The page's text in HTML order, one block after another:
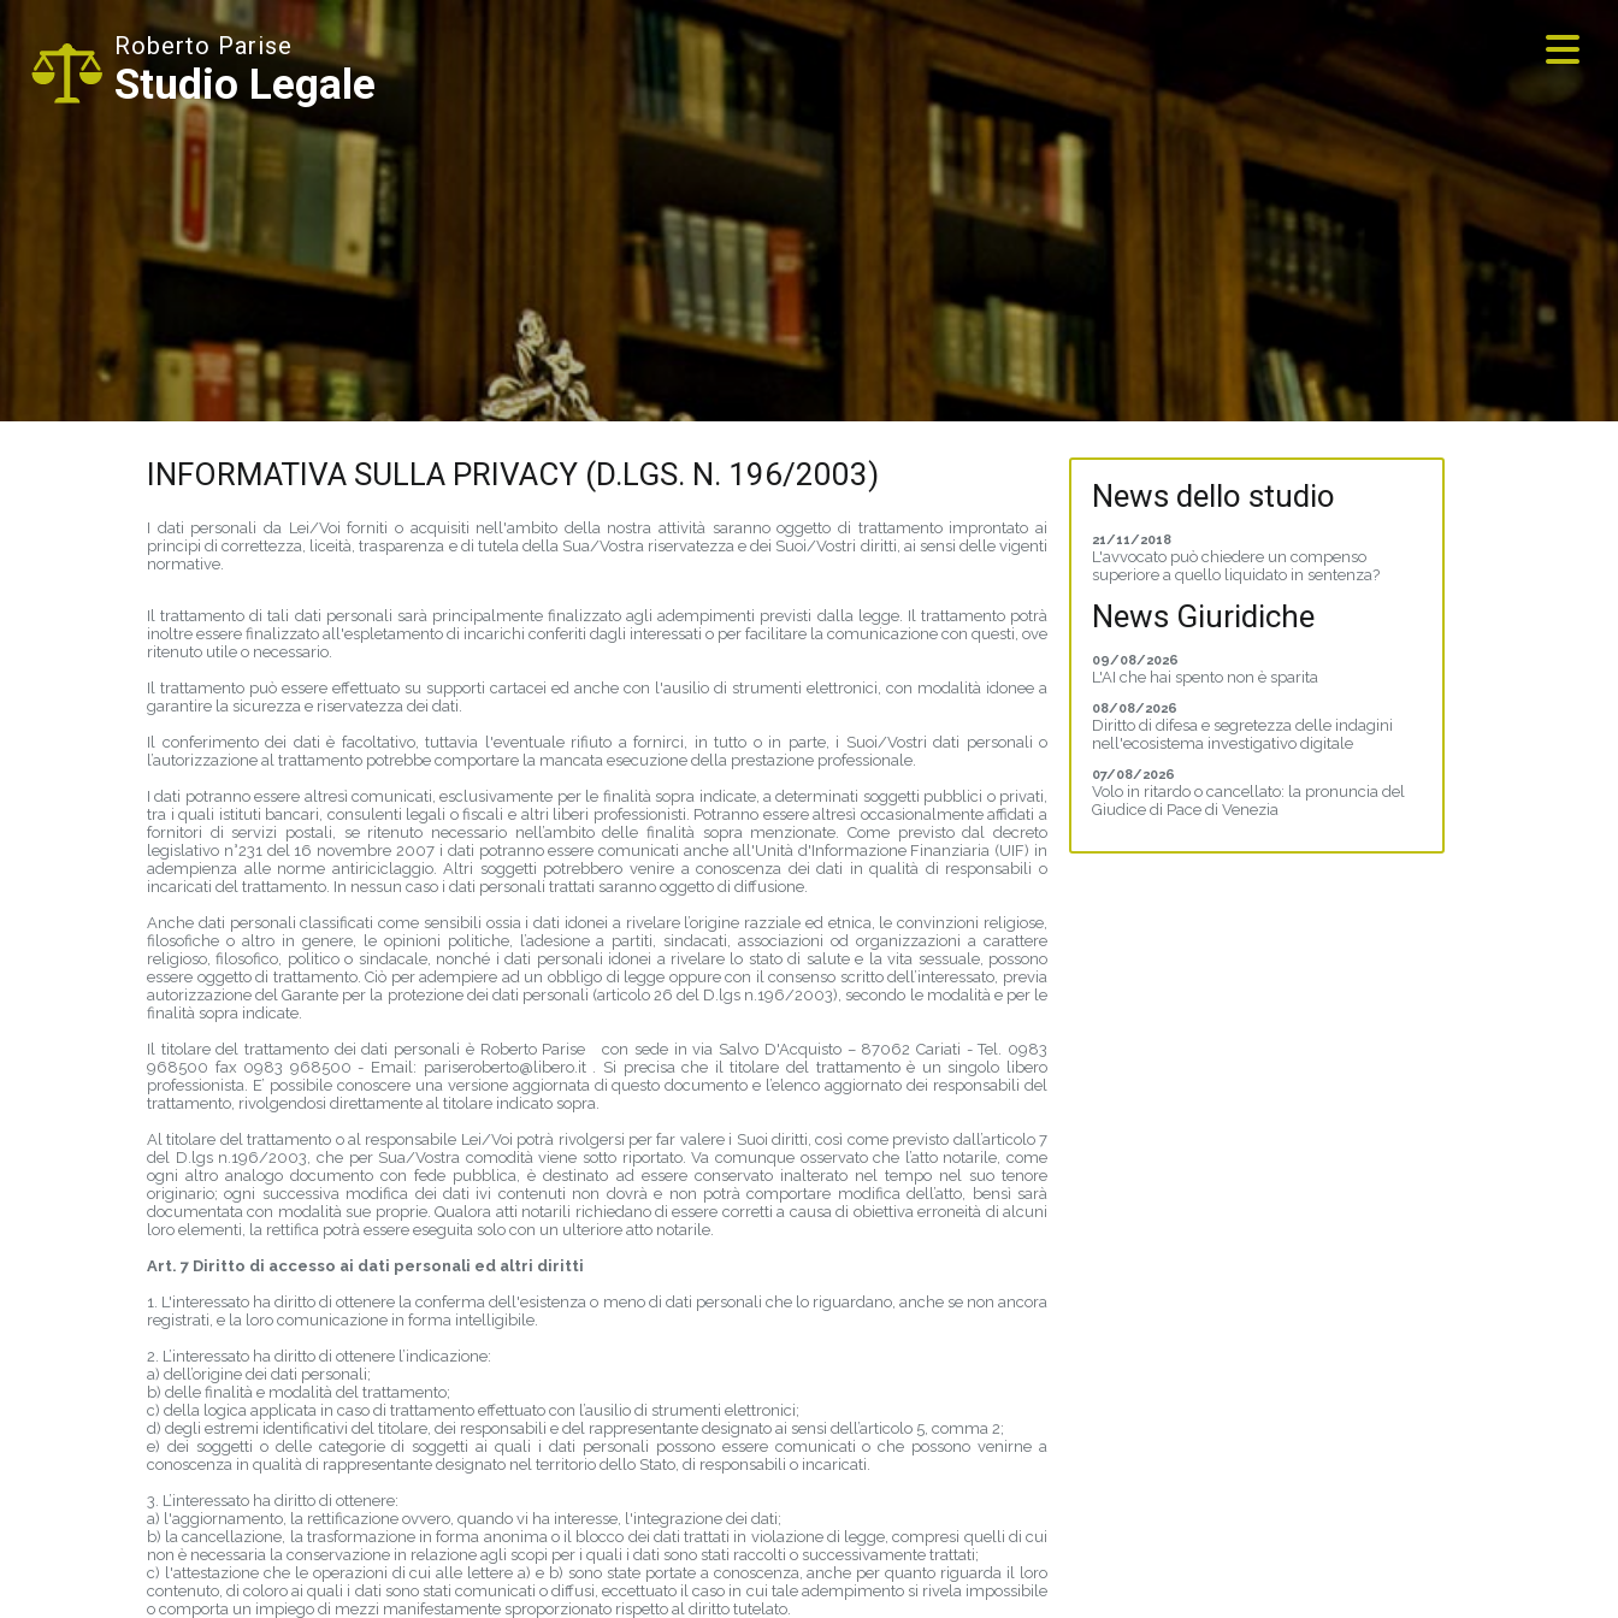
Roberto Parise
Studio Legale
INFORMATIVA SULLA PRIVACY (D.LGS. N. 196/2003)
I dati personali da Lei/Voi forniti o acquisiti nell'ambito della nostra attività saranno oggetto di trattamento improntato ai
principi di correttezza, liceità, trasparenza e di tutela della Sua/Vostra riservatezza e dei Suoi/Vostri diritti, ai sensi delle vigenti
normative.
Il trattamento di tali dati personali sarà principalmente finalizzato agli adempimenti previsti dalla legge. Il trattamento potrà
inoltre essere finalizzato all'espletamento di incarichi conferiti dagli interessati o per facilitare la comunicazione con questi, ove
ritenuto utile o necessario.
Il trattamento può essere effettuato su supporti cartacei ed anche con l'ausilio di strumenti elettronici, con modalità idonee a
garantire la sicurezza e riservatezza dei dati.
Il conferimento dei dati è facoltativo, tuttavia l'eventuale rifiuto a fornirci, in tutto o in parte, i Suoi/Vostri dati personali o
l’autorizzazione al trattamento potrebbe comportare la mancata esecuzione della prestazione professionale.
I dati potranno essere altresì comunicati, esclusivamente per le finalità sopra indicate, a determinati soggetti pubblici o privati,
tra i quali istituti bancari, consulenti legali o fiscali e altri liberi professionisti. Potranno essere altresì occasionalmente affidati a
fornitori di servizi postali, se ritenuto necessario nell’ambito delle finalità sopra menzionate. Come previsto dal decreto
legislativo n°231 del 16 novembre 2007 i dati potranno essere comunicati anche all'Unità d'Informazione Finanziaria (UIF) in
adempienza alle norme antiriciclaggio. Altri soggetti potrebbero venire a conoscenza dei dati in qualità di responsabili o
incaricati del trattamento. In nessun caso i dati personali trattati saranno oggetto di diffusione.
Anche dati personali classificati come sensibili ossia i dati idonei a rivelare l’origine razziale ed etnica, le convinzioni religiose,
filosofiche o altro in genere, le opinioni politiche, l’adesione a partiti, sindacati, associazioni od organizzazioni a carattere
religioso, filosofico, politico o sindacale, nonché i dati personali idonei a rivelare lo stato di salute e la vita sessuale, possono
essere oggetto di trattamento. Ciò per adempiere ad un obbligo di legge oppure con il consenso scritto dell’interessato, previa
autorizzazione del Garante per la protezione dei dati personali (articolo 26 del D.lgs n.196/2003), secondo le modalità e per le
finalità sopra indicate.
Il titolare del trattamento dei dati personali è Roberto Parise con sede in via Salvo D'Acquisto – 87062 Cariati - Tel. 0983
968500 fax 0983 968500 - Email: pariseroberto@libero.it . Si precisa che il titolare del trattamento è un singolo libero
professionista. E’ possibile conoscere una versione aggiornata di questo documento e l’elenco aggiornato dei responsabili del
trattamento, rivolgendosi direttamente al titolare indicato sopra.
Al titolare del trattamento o al responsabile Lei/Voi potrà rivolgersi per far valere i Suoi diritti, così come previsto dall’articolo 7
del D.lgs n.196/2003, che per Sua/Vostra comodità viene sotto riportato. Va comunque osservato che l’atto notarile, come
ogni altro analogo documento con fede pubblica, è destinato ad essere conservato inalterato nel tempo nel suo tenore
originario; ogni successiva modifica dei dati ivi contenuti non dovrà e non potrà comportare modifica dell’atto, bensì sarà
documentata con modalità sue proprie. Qualora atti notarili richiedano di essere corretti a causa di obiettiva erroneità di alcuni
loro elementi, la rettifica potrà essere eseguita solo con un ulteriore atto notarile.
Art. 7 Diritto di accesso ai dati personali ed altri diritti
1. L'interessato ha diritto di ottenere la conferma dell'esistenza o meno di dati personali che lo riguardano, anche se non ancora
registrati, e la loro comunicazione in forma intelligibile.
2. L’interessato ha diritto di ottenere l’indicazione:
a) dell’origine dei dati personali;
b) delle finalità e modalità del trattamento;
c) della logica applicata in caso di trattamento effettuato con l’ausilio di strumenti elettronici;
d) degli estremi identificativi del titolare, dei responsabili e del rappresentante designato ai sensi dell’articolo 5, comma 2;
e) dei soggetti o delle categorie di soggetti ai quali i dati personali possono essere comunicati o che possono venirne a
conoscenza in qualità di rappresentante designato nel territorio dello Stato, di responsabili o incaricati.
3. L’interessato ha diritto di ottenere:
a) l'aggiornamento, la rettificazione ovvero, quando vi ha interesse, l'integrazione dei dati;
b) la cancellazione, la trasformazione in forma anonima o il blocco dei dati trattati in violazione di legge, compresi quelli di cui
non è necessaria la conservazione in relazione agli scopi per i quali i dati sono stati raccolti o successivamente trattati;
c) l'attestazione che le operazioni di cui alle lettere a) e b) sono state portate a conoscenza, anche per quanto riguarda il loro
contenuto, di coloro ai quali i dati sono stati comunicati o diffusi, eccettuato il caso in cui tale adempimento si rivela impossibile
o comporta un impiego di mezzi manifestamente sproporzionato rispetto al diritto tutelato.
News dello studio
21/11/2018
L'avvocato può chiedere un compenso
superiore a quello liquidato in sentenza?
News Giuridiche
09/08/2026
L'AI che hai spento non è sparita
08/08/2026
Diritto di difesa e segretezza delle indagini
nell'ecosistema investigativo digitale
07/08/2026
Volo in ritardo o cancellato: la pronuncia del
Giudice di Pace di Venezia